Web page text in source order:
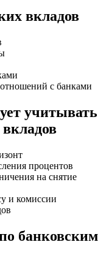
вкладов
с банками
учитывать
процентов
на снятие
и комиссии
банковским